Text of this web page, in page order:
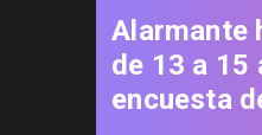
Alarmante
de 13 a 15
encuesta